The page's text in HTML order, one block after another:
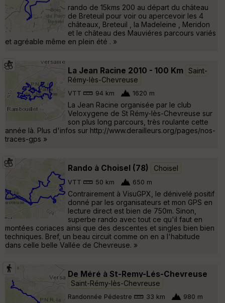
rando de 15kms 200 au départ du château
de Breteuil pour voir ou apercevoir les 4
châteaux, Breteuil , la Madeleine , Meridon
et le château des Mauviéres parcours variés
et agréable même en plein été . »
La Jean Racine 2010 - 100 Km
Saint-
Rémy-lès-Chevreuse
VTT 94 km 1620 m
La Jean Racine organisée par le club
Veloxygene de St Rémy-lès-Chevreuse sur
son plus long parcours, très roulante cette
année là. Plus d'infos sur http://www.derailleurs.org/pages/nos-
traces-gps »
Rando à Choisel (78) Choisel
VTT 50 km 650 m
Contrairement à VisuGPX, le dénivelé positif
donné par les organisateurs et mon GPS en
lecture direct est bien de 750m. Sinon,
superbe rando avec tout ce qu'il faut en
montées coriaces ainsi que des descentes et singles bien bien
techniques. Bref, un beau circuit comme on en a l'habitude
dans celle belle Vallée de Chevreuse. »
De Méré à St-Remy-Lés-Chevreuse
Saint-Rémy-lès-Chevreuse
Randonnée Pédestre 33 km 980 m